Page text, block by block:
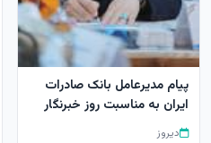
پیام مدیرعامل بانک صادرات
ایران به مناسبت روز خبرنگار
دیروز